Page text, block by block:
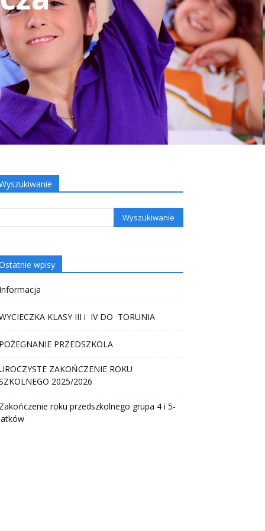
wpisy
Informacja
KLASY III i IV DO TORUNIA
POŻEGNANIE PRZEDSZKOLA
ZAKOŃCZENIE ROKU
2025/2026
Zakończenie roku przedszkolnego grupa 4 i 5-